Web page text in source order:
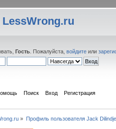
Гость . Пожалуйста,войдите или
Поиск Вход Регистрация
» Профиль пользователя Jack